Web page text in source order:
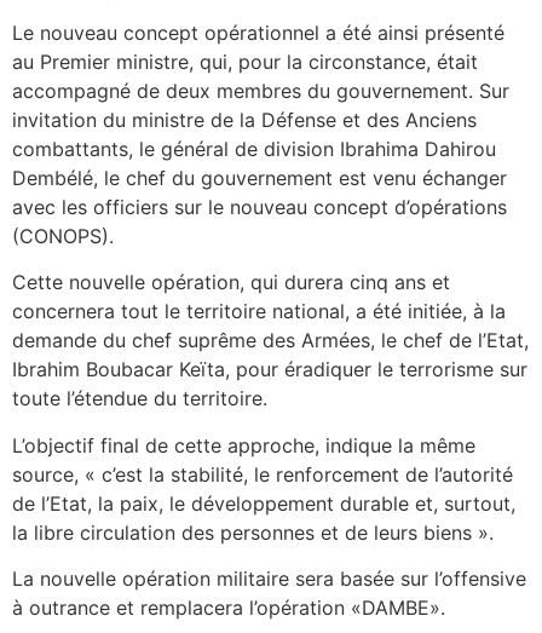
Le nouveau concept opérationnel a été ainsi présenté
au Premier ministre, qui, pour la circonstance, était
accompagné de deux membres du gouvernement. Sur
invitation du ministre de la Défense et des Anciens
combattants, le général de division Ibrahima Dahirou
Dembélé, le chef du gouvernement est venu échanger
avec les officiers sur le nouveau concept d’opérations
(CONOPS).
Cette nouvelle opération, qui durera cinq ans et
concernera tout le territoire national, a été initiée, à la
demande du chef suprême des Armées, le chef de l’Etat,
Ibrahim Boubacar Keïta, pour éradiquer le terrorisme sur
toute l’étendue du territoire.
L’objectif final de cette approche, indique la même
source, « c’est la stabilité, le renforcement de l’autorité
de l’Etat, la paix, le développement durable et, surtout,
la libre circulation des personnes et de leurs biens ».
La nouvelle opération militaire sera basée sur l’offensive
à outrance et remplacera l’opération «DAMBE».